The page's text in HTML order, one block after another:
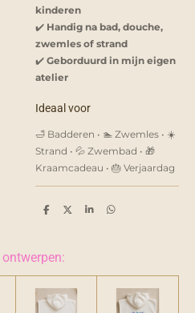
kinderen
✔️ Handig na bad, douche,
zwemles of strand
✔️ Geborduurd in mijn eigen
atelier
Ideaal voor
🛁 Badderen • 🏊 Zwemles • ☀️
Strand • 💦 Zwembad • 🎁
Kraamcadeau • 🎂 Verjaardag
D
D
S
D